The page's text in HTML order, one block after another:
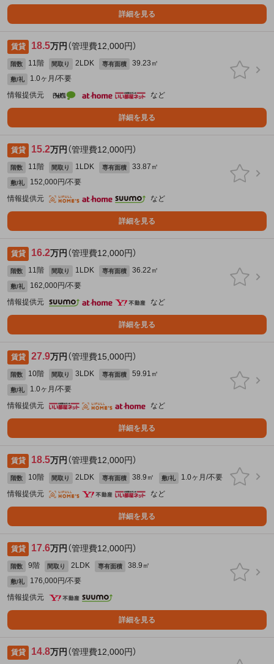
詳細を見る
賃貸 18.5万円 （管理費12,000円）
階数 11階 間取り 2LDK 専有面積 39.23㎡
敷/礼
1.0ヶ月/不要
情報提供元
など
詳細を見る
賃貸 15.2万円 （管理費12,000円）
階数 11階 間取り 1LDK 専有面積 33.87㎡
敷/礼
152,000円/不要
情報提供元
など
詳細を見る
賃貸 16.2万円 （管理費12,000円）
階数 11階 間取り 1LDK 専有面積 36.22㎡
敷/礼
162,000円/不要
情報提供元
など
詳細を見る
賃貸 27.9万円 （管理費15,000円）
階数 10階 間取り 3LDK 専有面積 59.91㎡
敷/礼
1.0ヶ月/不要
情報提供元
など
詳細を見る
賃貸 18.5万円 （管理費12,000円）
階数 10階 間取り 2LDK 専有面積 38.9㎡ 敷/礼
1.0ヶ月/不要
情報提供元
など
詳細を見る
賃貸 17.6万円 （管理費12,000円）
階数 9階 間取り 2LDK 専有面積 38.9㎡
敷/礼
176,000円/不要
情報提供元
詳細を見る
賃貸 14.8万円 （管理費12,000円）